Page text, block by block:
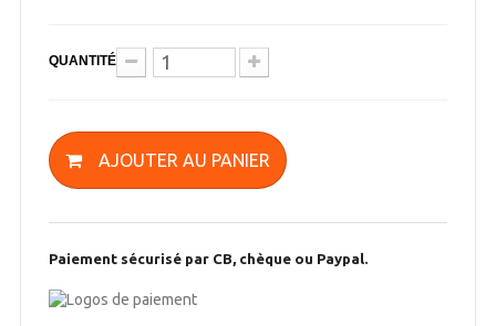
QUANTITÉ
AJOUTER AU PANIER
Paiement sécurisé par CB, chèque ou Paypal.